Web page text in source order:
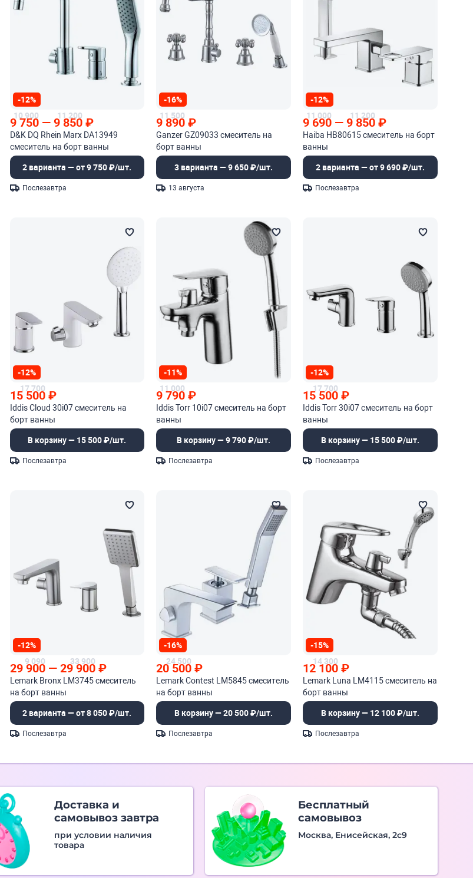
-12%
10 900
9 750 — 11 200
9 850 ₽
D&K DQ Rhein Marx DA13949
смеситель на борт ванны
2 варианта — от 9 750 ₽/шт.
Послезавтра
-16%
11 500
9 890₽
Ganzer GZ09033 смеситель на
борт ванны
3 варианта — 9 650 ₽/шт.
13 августа
-12%
11 000
9 690 — 11 200
9 850₽
Haiba HB80615 смеситель на борт
ванны
2 варианта — от 9 690 ₽/шт.
Послезавтра
-12%
17 700
15 500 ₽
Iddis Cloud 30i07 смеситель на
борт ванны
В корзину — 15 500 ₽/шт.
Послезавтра
-11%
11 000
9 790₽
Iddis Torr 10i07 смеситель на борт
ванны
В корзину — 9 790 ₽/шт.
Послезавтра
-12%
17 700
15 500₽
Iddis Torr 30i07 смеситель на борт
ванны
В корзину — 15 500 ₽/шт.
Послезавтра
-12%
9 090
29 900 — 33 900
29 900 ₽
Lemark Bronx LM3745 смеситель
на борт ванны
2 варианта — от 8 050 ₽/шт.
Послезавтра
-16%
24 500
20 500₽
Lemark Contest LM5845 смеситель
на борт ванны
В корзину — 20 500 ₽/шт.
Послезавтра
-15%
14 300
12 100₽
Lemark Luna LM4115 смеситель на
борт ванны
В корзину — 12 100 ₽/шт.
Послезавтра
Доставка и
самовывоз завтра
при условии наличия
товара
Бесплатный
самовывоз
Москва, Енисейская, 2с9